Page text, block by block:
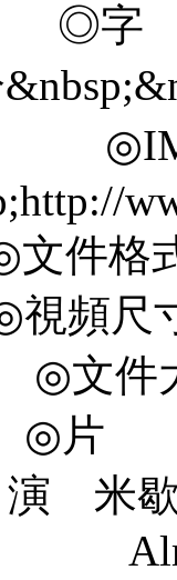
◎
文件格
視頻尺
◎文件
◎片
歇爾